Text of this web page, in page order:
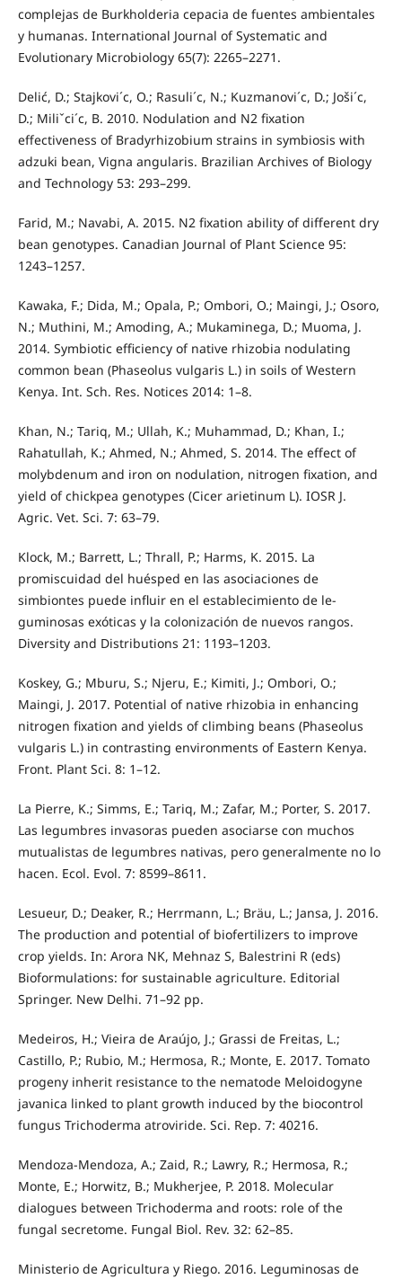
complejas de Burkholderia cepacia de fuentes ambientales
y humanas. International Journal of Systematic and
Evolutionary Microbiology 65(7): 2265–2271.
Delić, D.; Stajkovi´c, O.; Rasuli´c, N.; Kuzmanovi´c, D.; Joši´c,
D.; Miliˇci´c, B. 2010. Nodulation and N2 ﬁxation
eﬀectiveness of Bradyrhizobium strains in symbiosis with
adzuki bean, Vigna angularis. Brazilian Archives of Biology
and Technology 53: 293–299.
Farid, M.; Navabi, A. 2015. N2 ﬁxation ability of diﬀerent dry
bean genotypes. Canadian Journal of Plant Science 95:
1243–1257.
Kawaka, F.; Dida, M.; Opala, P.; Ombori, O.; Maingi, J.; Osoro,
N.; Muthini, M.; Amoding, A.; Mukaminega, D.; Muoma, J.
2014. Symbiotic eﬃciency of native rhizobia nodulating
common bean (Phaseolus vulgaris L.) in soils of Western
Kenya. Int. Sch. Res. Notices 2014: 1–8.
Khan, N.; Tariq, M.; Ullah, K.; Muhammad, D.; Khan, I.;
Rahatullah, K.; Ahmed, N.; Ahmed, S. 2014. The effect of
molybdenum and iron on nodulation, nitrogen fixation, and
yield of chickpea genotypes (Cicer arietinum L). IOSR J.
Agric. Vet. Sci. 7: 63–79.
Klock, M.; Barrett, L.; Thrall, P.; Harms, K. 2015. La
promiscuidad del huésped en las asociaciones de
simbiontes puede influir en el establecimiento de le-
guminosas exóticas y la colonización de nuevos rangos.
Diversity and Distributions 21: 1193–1203.
Koskey, G.; Mburu, S.; Njeru, E.; Kimiti, J.; Ombori, O.;
Maingi, J. 2017. Potential of native rhizobia in enhancing
nitrogen fixation and yields of climbing beans (Phaseolus
vulgaris L.) in contrasting environments of Eastern Kenya.
Front. Plant Sci. 8: 1–12.
La Pierre, K.; Simms, E.; Tariq, M.; Zafar, M.; Porter, S. 2017.
Las legumbres invasoras pueden asociarse con muchos
mutualistas de legumbres nativas, pero generalmente no lo
hacen. Ecol. Evol. 7: 8599–8611.
Lesueur, D.; Deaker, R.; Herrmann, L.; Bräu, L.; Jansa, J. 2016.
The production and potential of biofertilizers to improve
crop yields. In: Arora NK, Mehnaz S, Balestrini R (eds)
Bioformulations: for sustainable agriculture. Editorial
Springer. New Delhi. 71–92 pp.
Medeiros, H.; Vieira de Araújo, J.; Grassi de Freitas, L.;
Castillo, P.; Rubio, M.; Hermosa, R.; Monte, E. 2017. Tomato
progeny inherit resistance to the nematode Meloidogyne
javanica linked to plant growth induced by the biocontrol
fungus Trichoderma atroviride. Sci. Rep. 7: 40216.
Mendoza-Mendoza, A.; Zaid, R.; Lawry, R.; Hermosa, R.;
Monte, E.; Horwitz, B.; Mukherjee, P. 2018. Molecular
dialogues between Trichoderma and roots: role of the
fungal secretome. Fungal Biol. Rev. 32: 62–85.
Ministerio de Agricultura y Riego. 2016. Leguminosas de